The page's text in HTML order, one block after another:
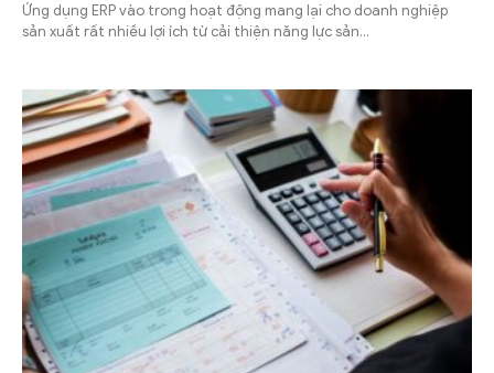
Ứng dụng ERP vào trong hoạt động mang lại cho doanh nghiệp
sản xuất rất nhiều lợi ích từ cải thiện năng lực sản...